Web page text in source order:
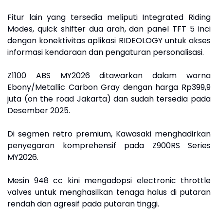
Fitur lain yang tersedia meliputi Integrated Riding
Modes, quick shifter dua arah, dan panel TFT 5 inci
dengan konektivitas aplikasi RIDEOLOGY untuk akses
informasi kendaraan dan pengaturan personalisasi.
Z1100 ABS MY2026 ditawarkan dalam warna
Ebony/Metallic Carbon Gray dengan harga Rp399,9
juta (on the road Jakarta) dan sudah tersedia pada
Desember 2025.
Di segmen retro premium, Kawasaki menghadirkan
penyegaran komprehensif pada Z900RS Series
MY2026.
Mesin 948 cc kini mengadopsi electronic throttle
valves untuk menghasilkan tenaga halus di putaran
rendah dan agresif pada putaran tinggi.